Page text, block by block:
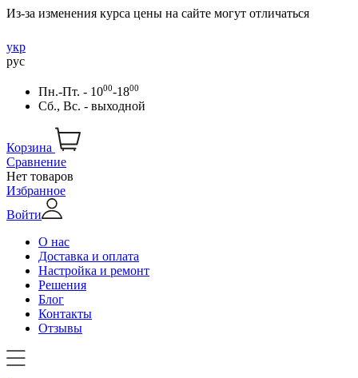
Из-за изменения курса цены на сайте могут отличаться
укр
рус
Пн.-Пт. - 1000-1800
Сб., Вс. - выходной
Корзина
Сравнение
Нет товаров
Избранное
Войти
О нас
Доставка и оплата
Настройка и ремонт
Решения
Блог
Контакты
Отзывы